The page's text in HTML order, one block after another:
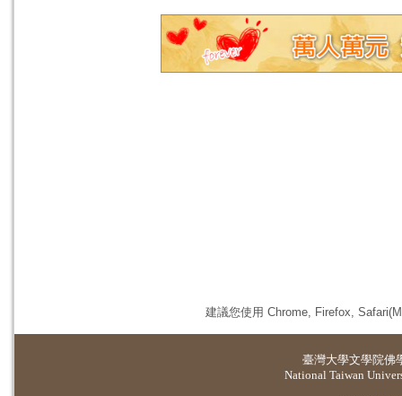
建議您使用 Chrome, Firefox,
臺灣大學文學院佛
National Taiwan